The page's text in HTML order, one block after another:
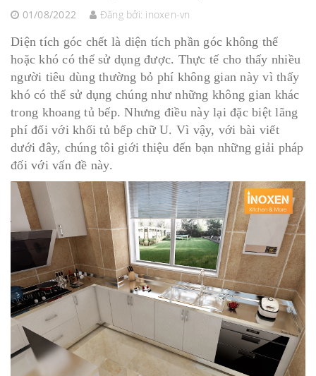
01/08/2022 Đăng bởi: inoxen-vn
Diện tích góc chết là diện tích phần góc không thể
hoặc khó có thể sử dụng được. Thực tế cho thấy nhiều
người tiêu dùng thường bỏ phí không gian này vì thấy
khó có thể sử dụng chúng như những không gian khác
trong khoang tủ bếp. Nhưng điều này lại đặc biệt lãng
phí đối với khối tủ bếp chữ U. Vì vậy, với bài viết
dưới đây, chúng tôi giới thiệu đến bạn những giải pháp
đối với vấn đề này.